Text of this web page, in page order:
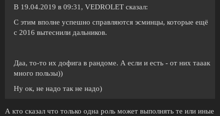
В 19.04.2019 в 09:31, VEDROLET сказал:
С этим вполне успешно справляются эсминцы, которые ещё
с 2016 вытеснили дальников.
Даа, то-то их дофига в рандоме. А если и есть - от них тааак
много пользы))
Ну ок, не надо так не надо)
А кто сказал что только одна роль может выполнять те или иные